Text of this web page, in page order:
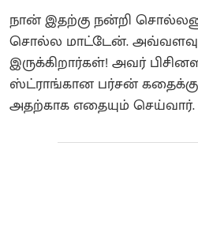
நான் இதற்கு நன்றி
சொல்ல மாட்டேன். அவ்வளவு
இருக்கிறார்கள்! அவர்
ஸ்ட்ராங்கான பர்சன்
அதற்காக எதையும்